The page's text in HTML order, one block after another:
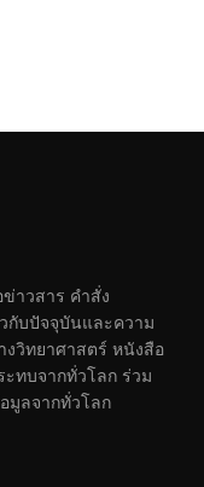
าวสาร คำสั่ง
กับปัจจุบันและความ
งวิทยาศาสตร์ หนังสือ
ะทบจากทั่วโลก ร่วม
มูลจากทั่วโลก